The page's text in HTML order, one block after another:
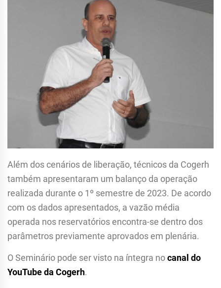
Além dos cenários de liberação, técnicos da Cogerh
também apresentaram um balanço da operação
realizada durante o 1º semestre de 2023. De acordo
com os dados apresentados, a vazão média
operada nos reservatórios encontra-se dentro dos
parâmetros previamente aprovados em plenária.
O Seminário pode ser visto na íntegra nocanal do
YouTube da Cogerh.